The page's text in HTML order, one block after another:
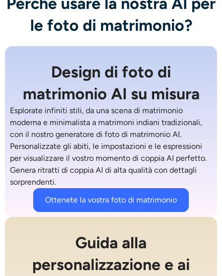
le foto di matrimonio?
Design di foto di
matrimonio AI su misura
Esplorate infiniti stili, da una scena di matrimonio
moderna e minimalista a matrimoni indiani tradizionali,
con il nostro generatore di foto di matrimonio AI.
Personalizzate gli abiti, le impostazioni e le espressioni
per visualizzare il vostro momento di coppia AI perfetto.
Genera ritratti di coppia AI di alta qualità con dettagli
sorprendenti.
Ottenete la vostra foto di matrimonio
Guida alla
personalizzazione e ai